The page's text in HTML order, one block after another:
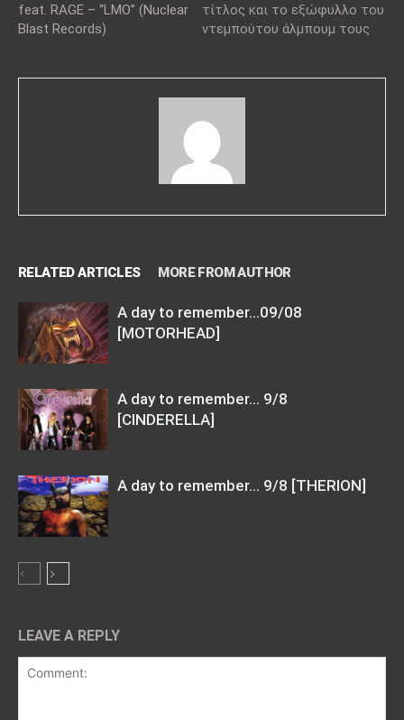
feat. RAGE – “LMO” (Nuclear
Blast Records)
τίτλος και το εξώφυλλο του
ντεμπούτου άλμπουμ τους
RELATED ARTICLES MORE FROM AUTHOR
A day to remember…09/08
[MOTORHEAD]
A day to remember… 9/8
[CINDERELLA]
A day to remember… 9/8 [THERION]
LEAVE A REPLY